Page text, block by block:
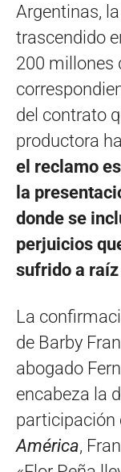
Argentinas,
trascendido
200 millones
del contrato
productora
el reclamo
la
donde se
perjuicios
sufrido a
La
de Barby
abogado
encabeza la
participación
América,